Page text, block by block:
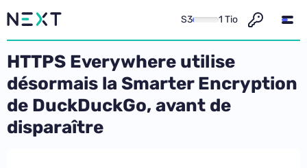
S3 1 Tio
HTTPS Everywhere utilise
désormais la Smarter Encryption
de DuckDuckGo, avant de
disparaître